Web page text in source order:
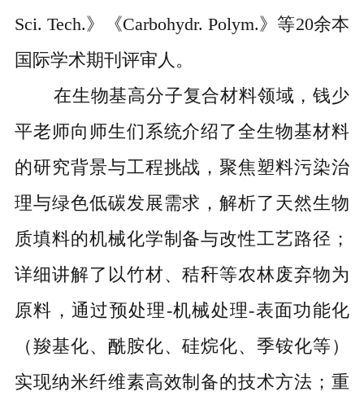
Sci. Tech.》《Carbohydr. Polym.》等20余本
国际学术期刊评审人。
在生物基高分子复合材料领域，钱少
平老师向师生们系统介绍了全生物基材料
的研究背景与工程挑战，聚焦塑料污染治
理与绿色低碳发展需求，解析了天然生物
质填料的机械化学制备与改性工艺路径；
详细讲解了以竹材、秸秆等农林废弃物为
原料，通过预处理-机械处理-表面功能化
（羧基化、酰胺化、硅烷化、季铵化等）
实现纳米纤维素高效制备的技术方法；重